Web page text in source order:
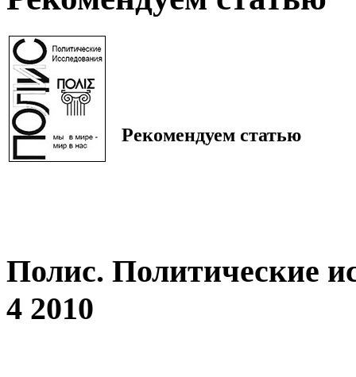
Рекомендуем статью
Полис. Политические
4 2010